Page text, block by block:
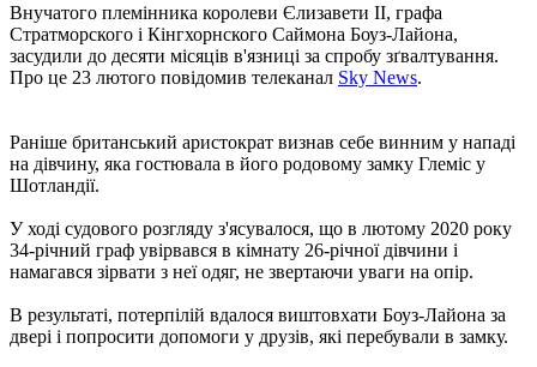
Внучатого племінника королеви Єлизавети II, графа
Стратморского і Кінгхорнского Саймона Боуз-Лайона,
засудили до десяти місяців в'язниці за спробу зґвалтування.
Про це 23 лютого повідомив телеканал Sky News.
Раніше британський аристократ визнав себе винним у нападі
на дівчину, яка гостювала в його родовому замку Глеміс у
Шотландії.
У ході судового розгляду з'ясувалося, що в лютому 2020 року
34-річний граф увірвався в кімнату 26-річної дівчини і
намагався зірвати з неї одяг, не звертаючи уваги на опір.
В результаті, потерпілій вдалося виштовхати Боуз-Лайона за
двері і попросити допомоги у друзів, які перебували в замку.